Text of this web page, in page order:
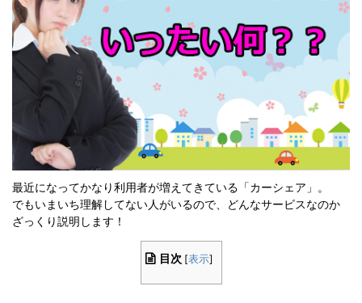
最近になってかなり利用者が増えてきている「カーシェア」。
でもいまいち理解してない人がいるので、どんなサービスなのか
ざっくり説明します！
目次 [表示]